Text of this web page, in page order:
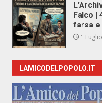
Falco |
farsa e
1
LAMICODELPOPOLO.IT